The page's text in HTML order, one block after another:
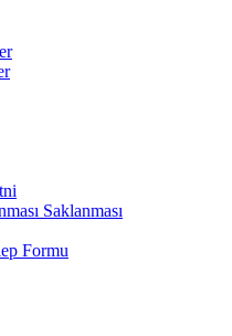
Saklanması
Formu